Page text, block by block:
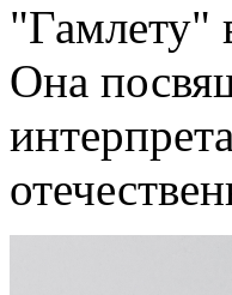
"Гамлету"
Она